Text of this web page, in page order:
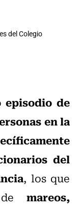
del Colegio
episodio de
en la
del
, los que
mareos,